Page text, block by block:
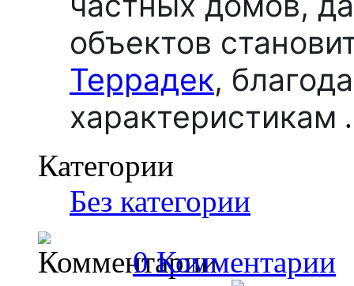
объектов
Террадек,
характеристикам
Категории
Без категории
0 Комментарии